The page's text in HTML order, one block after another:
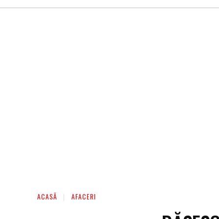
ACASĂ AFACERI